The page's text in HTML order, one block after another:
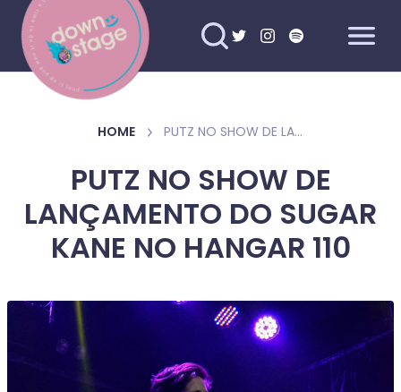
HOME PUTZ NO SHOW DE LANÇAMENTO DO SUGAR KANE NO HANGAR 110
PUTZ NO SHOW DE
LANÇAMENTO DO SUGAR
KANE NO HANGAR 110